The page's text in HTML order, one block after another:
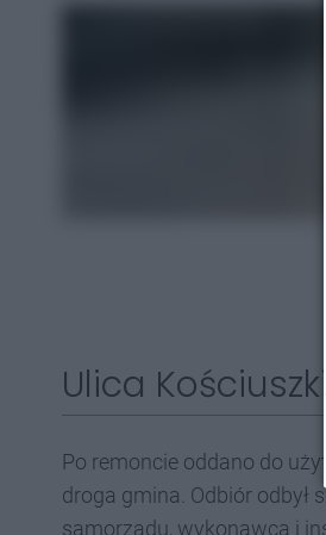
Ulica
Po remoncie oddano do
droga gmina. Odbiór odbył
samorządu, wykonawca i